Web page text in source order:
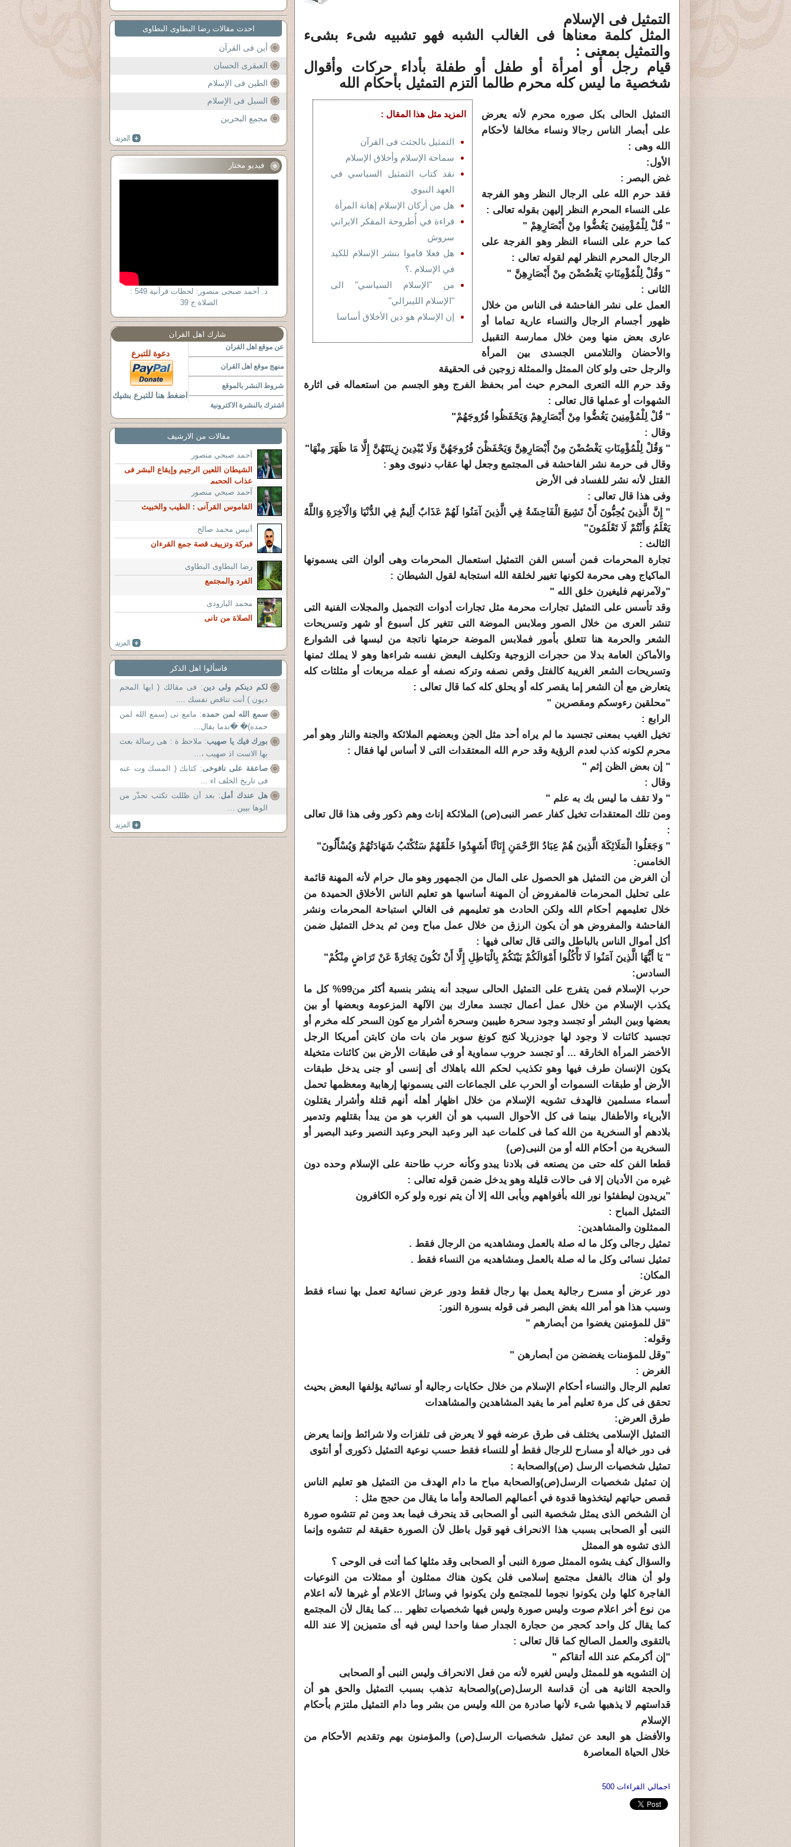
التمثيل فى الإسلام
المثل كلمة معناها فى الغالب الشبه فهو تشبيه شىء بشىء
والتمثيل بمعنى :
قيام رجل أو امرأة أو طفل أو طفلة بأداء حركات وأقوال
شخصية ما ليس كله محرم طالما التزم التمثيل بأحكام الله
المزيد مثل هذا المقال :
التمثيل بالجثث فى القرآن
سماحة الإسلام وأخلاق الإسلام
نقد كتاب التمثيل السياسي في
العهد النبوي
هل من أركان الإسلام إهانة المرأة
قراءة في أُطروحة المفكر الايراني
سروش
هل فعلا قاموا بنشر الإسلام للكيد
في الإسلام .؟
من "الإسلام السياسي" الى
"الإسلام الليبرالي"
إن الإسلام هو دين الأخلاق أساسا
التمثيل الحالى بكل صوره محرم لأنه يعرض
على أبصار الناس رجالا ونساء مخالفا لأحكام
الله وهى :
الأول:
غض البصر :
فقد حرم الله على الرجال النظر وهو الفرجة
على النساء المحرم النظر إليهن بقوله تعالى :
" قُلْ لِلْمُؤْمِنِينَ يَغُضُّوا مِنْ أَبْصَارِهِمْ "
كما حرم على النساء النظر وهو الفرجة على
الرجال المحرم النظر لهم لقوله تعالى :
" وَقُلْ لِلْمُؤْمِنَاتِ يَغْضُضْنَ مِنْ أَبْصَارِهِنَّ "
الثانى :
العمل على نشر الفاحشة فى الناس من خلال
ظهور أجسام الرجال والنساء عارية تماما أو
عارى بعض منها ومن خلال ممارسة التقبيل
والأحضان والتلامس الجسدى بين المرأة
والرجل حتى ولو كان الممثل والممثلة زوجين فى الحقيقة
وقد حرم الله التعرى المحرم حيث أمر بحفظ الفرج وهو الجسم من استعماله فى اثارة
الشهوات أو عملها قال تعالى :
" قُلْ لِلْمُؤْمِنِينَ يَغُضُّوا مِنْ أَبْصَارِهِمْ وَيَحْفَظُوا فُرُوجَهُمْ"
وقال :
" وَقُلْ لِلْمُؤْمِنَاتِ يَغْضُضْنَ مِنْ أَبْصَارِهِنَّ وَيَحْفَظْنَ فُرُوجَهُنَّ وَلَا يُبْدِينَ زِينَتَهُنَّ إِلَّا مَا ظَهَرَ مِنْهَا"
وقال فى حرمة نشر الفاحشة فى المجتمع وجعل لها عقاب دنيوى وهو :
القتل لأنه نشر للفساد فى الأرض
وفى هذا قال تعالى :
" إِنَّ الَّذِينَ يُحِبُّونَ أَنْ تَشِيعَ الْفَاحِشَةُ فِي الَّذِينَ آمَنُوا لَهُمْ عَذَابٌ أَلِيمٌ فِي الدُّنْيَا وَالْآخِرَةِ وَاللَّهُ
يَعْلَمُ وَأَنْتُمْ لَا تَعْلَمُونَ"
الثالث :
تجارة المحرمات فمن أسس الفن التمثيل استعمال المحرمات وهى ألوان التى يسمونها
الماكياج وهى محرمة لكونها تغيير لخلقة الله استجابة لقول الشيطان :
"ولآمرنهم فليغيرن خلق الله "
وقد تأسس على التمثيل تجارات محرمة مثل تجارات أدوات التجميل والمجلات الفنية التى
تنشر العرى من خلال الصور وملابس الموضة التى تتغير كل أسبوع أو شهر وتسريحات
الشعر والحرمة هنا تتعلق بأمور فملابس الموضة حرمتها ناتجة من لبسها فى الشوارع
والأماكن العامة بدلا من حجرات الزوجية وتكليف البعض نفسه شراءها وهو لا يملك ثمنها
وتسريحات الشعر الغريبة كالفتل وقص نصفه وتركه نصفه أو عمله مربعات أو مثلثات كله
يتعارض مع أن الشعر إما يقصر كله أو يحلق كله كما قال تعالى :
"محلقين رءوسكم ومقصرين "
الرابع :
تخيل الغيب بمعنى تجسيد ما لم يراه أحد مثل الجن وبعضهم الملائكة والجنة والنار وهو أمر
محرم لكونه كذب لعدم الرؤية وقد حرم الله المعتقدات التى لا أساس لها فقال :
" إن بعض الظن إثم "
وقال :
" ولا تقف ما ليس بك به علم "
ومن تلك المعتقدات تخيل كفار عصر النبى(ص) الملائكة إناث وهم ذكور وفى هذا قال تعالى
:
" وَجَعَلُوا الْمَلَائِكَةَ الَّذِينَ هُمْ عِبَادُ الرَّحْمَنِ إِنَاثًا أَشَهِدُوا خَلْقَهُمْ سَتُكْتَبُ شَهَادَتُهُمْ وَيُسْأَلُونَ"
الخامس:
أن الغرض من التمثيل هو الحصول على المال من الجمهور وهو مال حرام لأنه المهنة قائمة
على تحليل المحرمات فالمفروض أن المهنة أساسها هو تعليم الناس الأخلاق الحميدة من
خلال تعليمهم أحكام الله ولكن الحادث هو تعليمهم فى الغالي استباحة المحرمات ونشر
الفاحشة والمفروض هو أن يكون الرزق من خلال عمل مباح ومن ثم يدخل التمثيل ضمن
أكل أموال الناس بالباطل والتى قال تعالى فيها :
" يَا أَيُّهَا الَّذِينَ آمَنُوا لَا تَأْكُلُوا أَمْوَالَكُمْ بَيْنَكُمْ بِالْبَاطِلِ إِلَّا أَنْ تَكُونَ تِجَارَةً عَنْ تَرَاضٍ مِنْكُمْ"
السادس:
حرب الإسلام فمن يتفرج على التمثيل الحالى سيجد أنه ينشر بنسبة أكثر من99% كل ما
يكذب الإسلام من خلال عمل أعمال تجسد معارك بين الآلهة المزعومة وبعضها أو بين
بعضها وبين البشر أو تجسد وجود سحرة طيبين وسحرة أشرار مع كون السحر كله مخرم أو
تجسيد كائنات لا وجود لها جودزريلا كنج كونغ سوبر مان بات مان كابتن أمريكا الرجل
الأخضر المرأة الخارقة ... أو تجسد حروب سماوية أو فى طبقات الأرض بين كائنات متخيلة
يكون الإنسان طرف فيها وهو تكذيب لحكم الله باهلاك أى إنسى أو جنى يدخل طبقات
الأرض أو طبقات السموات أو الحرب على الجماعات التى يسمونها إرهابية ومعظمها تحمل
أسماء مسلمين فالهدف تشويه الإسلام من خلال اظهار أهله أنهم قتلة وأشرار يقتلون
الأبرياء والأطفال بينما فى كل الأحوال السبب هو أن الغرب هو من يبدأ بقتلهم وتدمير
بلادهم أو السخرية من الله كما فى كلمات عبد البر وعبد البحر وعبد النصير وعبد البصير أو
السخرية من أحكام الله أو من النبى(ص)
قطعا الفن كله حتى من يصنعه فى بلادنا يبدو وكأنه حرب طاحنة على الإسلام وحده دون
غيره من الأديان إلا فى حالات قليلة وهو يدخل ضمن قوله تعالى :
"يريدون ليطفئوا نور الله بأفواههم ويأبى الله إلا أن يتم نوره ولو كره الكافرون
التمثيل المباح :
الممثلون والمشاهدين:
تمثيل رجالى وكل ما له صلة بالعمل ومشاهديه من الرجال فقط .
تمثيل نسائى وكل ما له صلة بالعمل ومشاهديه من النساء فقط .
المكان:
دور عرض أو مسرح رجالية يعمل بها رجال فقط ودور عرض نسائية تعمل بها نساء فقط
وسبب هذا هو أمر الله بغض البصر فى قوله بسورة النور:
"قل للمؤمنين يغضوا من أبصارهم "
وقوله:
"وقل للمؤمنات يغضضن من أبصارهن "
الغرض :
تعليم الرجال والنساء أحكام الإسلام من خلال حكايات رجالية أو نسائية يؤلفها البعض بحيث
تحقق فى كل مرة تعليم أمر ما يفيد المشاهدين والمشاهدات
طرق العرض:
التمثيل الإسلامى يختلف فى طرق عرضه فهو لا يعرض فى تلفزات ولا شرائط وإنما يعرض
فى دور خيالة أو مسارح للرجال فقط أو للنساء فقط حسب نوعية التمثيل ذكورى أو أنثوى
تمثيل شخصيات الرسل (ص)والصحابة :
إن تمثيل شخصيات الرسل(ص)والصحابة مباح ما دام الهدف من التمثيل هو تعليم الناس
قصص حياتهم ليتخذوها قدوة في أعمالهم الصالحة وأما ما يقال من حجج مثل :
أن الشخص الذى يمثل شخصية النبى أو الصحابى قد ينحرف فيما بعد ومن ثم تتشوه صورة
النبى أو الصحابى بسبب هذا الانحراف فهو قول باطل لأن الصورة حقيقة لم تتشوه وإنما
الذى تشوه هو الممثل
والسؤال كيف يشوه الممثل صورة النبى أو الصحابى وقد مثلها كما أتت فى الوحى ؟
ولو أن هناك بالفعل مجتمع إسلامى فلن يكون هناك ممثلون أو ممثلات من النوعيات
الفاجرة كلها ولن يكونوا نجوما للمجتمع ولن يكونوا في وسائل الاعلام أو غيرها لأنه اعلام
من نوع أخر اعلام صوت وليس صورة وليس فيها شخصيات تظهر ... كما يقال لأن المجتمع
كما يقال كل واحد كحجر من حجارة الجدار صفا واحدا ليس فيه أى متميزين إلا عند الله
بالتقوى والعمل الصالح كما قال تعالى :
"إن أكرمكم عند الله أتقاكم "
إن التشويه هو للممثل وليس لغيره لأنه من فعل الانحراف وليس النبى أو الصحابى
والحجة الثانية هى أن قداسة الرسل(ص)والصحابة تذهب بسبب التمثيل والحق هو أن
قداستهم لا يذهبها شىء لأنها صادرة من الله وليس من بشر وما دام التمثيل ملتزم بأحكام
الإسلام
والأفضل هو البعد عن تمثيل شخصيات الرسل(ص) والمؤمنون بهم وتقديم الأحكام من
خلال الحياة المعاصرة
اجمالي القراءات 500
احدث مقالات رضا البطاوى البطاوى
أين فى القرآن
العبقرى الحسان
الطين فى الإسلام
السبل فى الإسلام
مجمع البحرين
فيديو مختار
د. أحمد صبحى منصور: لحظات قرآنية 549 :
الصلاة ج 39
شارك اهل القران
عن موقع اهل القران
منهج موقع اهل القران
شروط النشر بالموقع
اشترك بالنشرة الاكترونية
دعوة للتبرع
اضغط هنا للتبرع بشيك
مقالات من الارشيف
آحمد صبحي منصور
الشيطان اللعين الرجيم وإيقاع البشر فى
عذاب الجحيم
آحمد صبحي منصور
القاموس القرآنى : الطيب والخبيث
أنيس محمد صالح
فبركة وتزييف قصة جمع القرءان
رضا البطاوى البطاوى
الفرد والمجتمع
محمد البارودى
الصلاة من تانى
فاسألوا اهل الذكر
لكم دينكم ولى دين: فى مقالك ( ايها المحم
ديون ) أنت تناقض نفسك ....
سمع الله لمن حمده: مامع نى (سمع الله لمن
حمده)� �ندما يقال...
بورك فيك يا صهيب: ملاحظ ة : هى رسالة بعث
بها الاست اذ صهيب ،...
صاعقة على نافوخى: كتابك ( المسك وت عنه
فى تاريخ الخلف اء ...
هل عندك أمل: بعد أن ظللت تكتب تحذّر من
الوها بيين ...